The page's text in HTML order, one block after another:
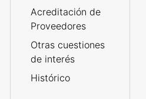
Acreditación de
Proveedores
Otras cuestiones
de interés
Histórico